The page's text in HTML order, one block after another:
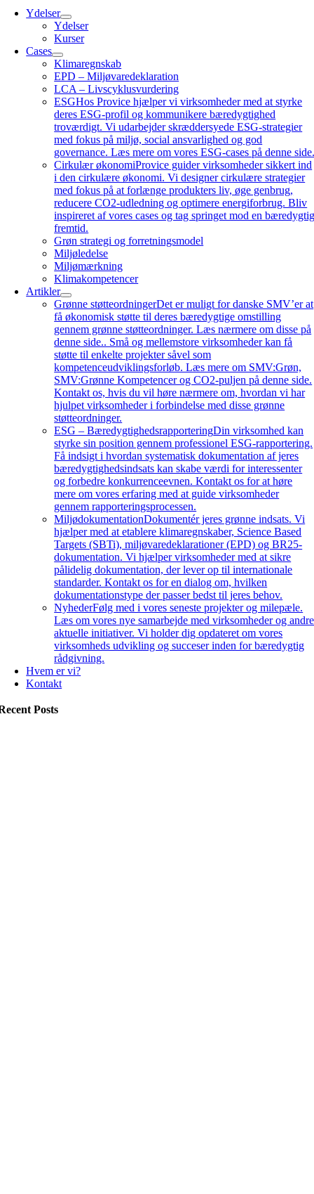
Ydelser
Ydelser
Kurser
Cases
Klimaregnskab
EPD – Miljøvaredeklaration
LCA – Livscyklusvurdering
ESGHos Provice hjælper vi virksomheder med at styrke
deres ESG-profil og kommunikere bæredygtighed
troværdigt. Vi udarbejder skræddersyede ESG-strategier
med fokus på miljø, social ansvarlighed og god
governance. Læs mere om vores ESG-cases på denne
Cirkulær økonomiProvice guider virksomheder sikkert ind
i den cirkulære økonomi. Vi designer cirkulære strategier
med fokus på at forlænge produkters liv, øge genbrug,
reducere CO2-udledning og optimere energiforbrug. Bliv
inspireret af vores cases og tag springet mod en
fremtid.
Grøn strategi og forretningsmodel
Miljøledelse
Miljømærkning
Klimakompetencer
Artikler
Grønne støtteordningerDet er muligt for danske SMV’er at
få økonomisk støtte til deres bæredygtige omstilling
gennem grønne støtteordninger. Læs nærmere om disse på
denne side.. Små og mellemstore virksomheder kan få
støtte til enkelte projekter såvel som
kompetenceudviklingsforløb. Læs mere om SMV:Grøn,
SMV:Grønne Kompetencer og CO2-puljen på denne side.
Kontakt os, hvis du vil høre nærmere om, hvordan vi har
hjulpet virksomheder i forbindelse med disse grønne
støtteordninger.
ESG – BæredygtighedsrapporteringDin virksomhed kan
styrke sin position gennem professionel ESG-rapportering.
Få indsigt i hvordan systematisk dokumentation af jeres
bæredygtighedsindsats kan skabe værdi for interessenter
og forbedre konkurrenceevnen. Kontakt os for at høre
mere om vores erfaring med at guide virksomheder
gennem rapporteringsprocessen.
MiljødokumentationDokumentér jeres grønne indsats. Vi
hjælper med at etablere klimaregnskaber, Science Based
Targets (SBTi), miljøvaredeklarationer (EPD) og BR25-
dokumentation. Vi hjælper virksomheder med at sikre
pålidelig dokumentation, der lever op til internationale
standarder. Kontakt os for en dialog om, hvilken
dokumentationstype der passer bedst til jeres behov.
NyhederFølg med i vores seneste projekter og milepæle.
Læs om vores nye samarbejde med virksomheder og andre
aktuelle initiativer. Vi holder dig opdateret om vores
virksomheds udvikling og succeser inden for bæredygtig
rådgivning.
Hvem er vi?
Kontakt
Posts